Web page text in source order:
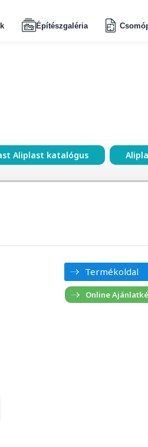
Építészgaléria
Aliplast katalógus
Termékoldal